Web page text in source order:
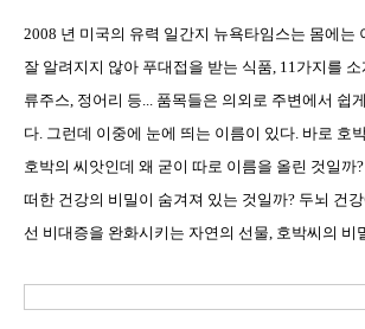
2008 년 미국의 유력 일간지 뉴욕타임스는 몸에는
잘 알려지지 않아 푸대접을 받는 식품, 11가지를
류주스, 정어리 등... 품목들은 의외로 주변에서 쉽
다. 그런데 이중에 눈에 띄는 이름이 있다. 바로 호
호박의 씨앗인데 왜 굳이 따로 이름을 올린 것일까
떠한 건강의 비밀이 숨겨져 있는 것일까? 두뇌 건
선 비대증을 완화시키는 자연의 선물, 호박씨의 비